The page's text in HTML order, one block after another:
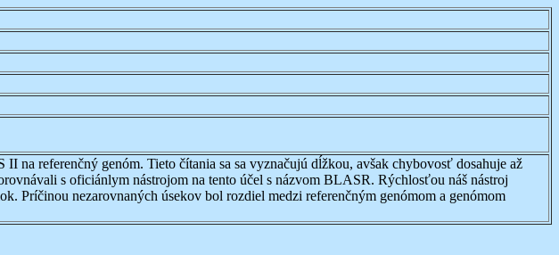
na referenčný genóm. Tieto čítania sa sa vyznačujú dĺžkou, avšak chybovosť dosahuje až
s oficiánlym nástrojom na tento účel s názvom BLASR. Rýchlosťou náš nástroj
Príčinou nezarovnaných úsekov bol rozdiel medzi referenčným genómom a genómom